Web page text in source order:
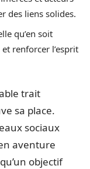
des liens solides.
qu’en soit
renforcer l’esprit
trait
sa place.
sociaux
aventure
objectif